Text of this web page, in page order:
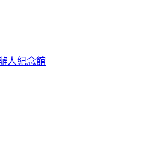
人紀念館